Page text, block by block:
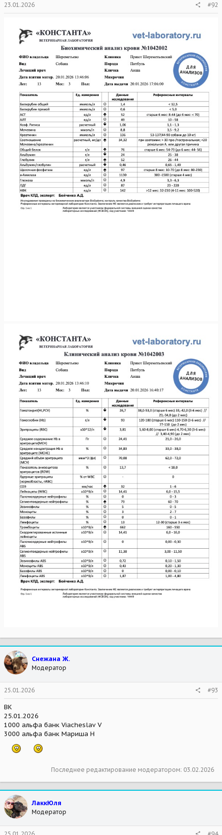
23.01.2026 #92
Снежана Ж.
Модератор
25.01.2026 #93
ВК
25.01.2026
1000 альфа банк Viacheslav V
3000 альфа банк Мариша Н
Последнее редактирование модератором: 03.02.2026
ЛаккЮля
Модератор